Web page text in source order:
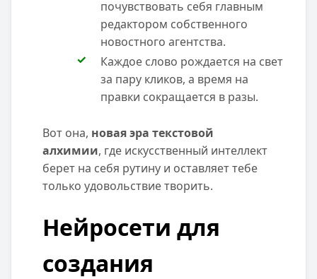
почувствовать себя главным
редактором собственного
новостного агентства.
Каждое слово рождается на свет
за пару кликов, а время на
правки сокращается в разы.
Вот она, новая эра текстовой
алхимии, где искусственный интеллект
берет на себя рутину и оставляет тебе
только удовольствие творить.
Нейросети для
создания